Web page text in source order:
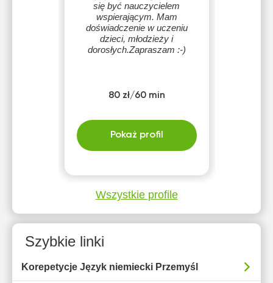
się być nauczycielem
wspierającym. Mam
doświadczenie w uczeniu
dzieci, młodzieży i
dorosłych.Zapraszam :-)
80 zł/60 min
Pokaż profil
Wszystkie profile
Szybkie linki
Korepetycje Język niemiecki Przemyśl